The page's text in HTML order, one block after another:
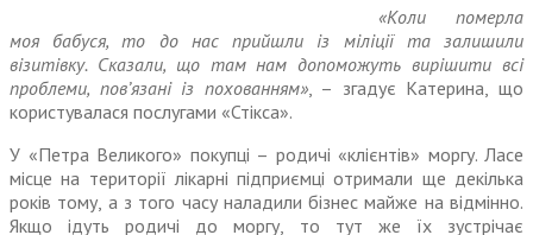
«Коли померла
моя бабуся, то до нас прийшли із міліції та залишили
візитівку. Сказали, що там нам допоможуть вирі­шити всі
проблеми, пов’язані із похованням», – згадує Катерина, що
користувалася послугами «Стікса».
У «Петра Великого» покупці – родичі «клієнтів» моргу. Ласе
місце на території лікарні під­приємці отримали ще декілька
років тому, а з того часу наладили бізнес майже на відмінно.
Якщо ідуть родичі до моргу, то тут же їх зустрічає